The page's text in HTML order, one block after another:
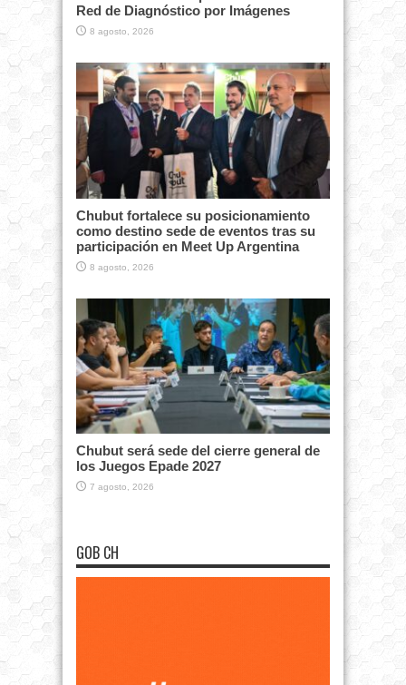
Red de Diagnóstico por Imágenes
8 agosto, 2026
Chubut fortalece su posicionamiento
como destino sede de eventos tras su
participación en Meet Up Argentina
8 agosto, 2026
Chubut será sede del cierre general de
los Juegos Epade 2027
7 agosto, 2026
GOB CH